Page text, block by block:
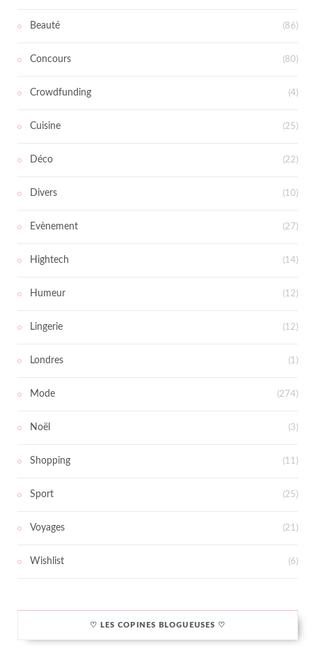
Beauté (86)
Concours (80)
Crowdfunding (4)
Cuisine (25)
Déco (22)
Divers (10)
Evènement (27)
Hightech (14)
Humeur (12)
Lingerie (12)
Londres (1)
Mode (274)
Noël (3)
Shopping (11)
Sport (25)
Voyages (21)
Wishlist (6)
♡ LES COPINES BLOGUEUSES ♡